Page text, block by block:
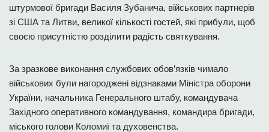
штурмової бригади Василя Зубанича, військових партнерів
зі США та Литви, великої кількості гостей, які прибули, щоб
своєю присутністю розділити радість святкування.
За зразкове виконання службових обов’язків чимало
військових були нагороджені відзнаками Міністра оборони
України, начальника Генерального штабу, командувача
Західного оперативного командування, командира бригади,
міського голови Коломиї та духовенства.